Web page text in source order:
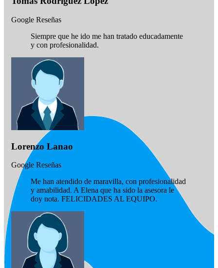
Google Reseñas
Siempre que he ido me han tratado educadamente
y con profesionalidad.
Lorenzo Lanao
Google Reseñas
Me han atendido de maravilla, con profesionalidad
y amabilidad. A Elena que ha sido la asesora le
doy nota. FELICIDADES AL EQUIPO.